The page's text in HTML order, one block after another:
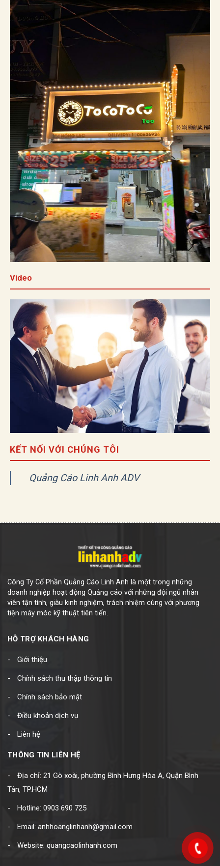
Video
KẾT NỐI VỚI CHÚNG TÔI
Quảng Cáo Linh Anh ADV
Công Ty Cổ Phần Quảng Cáo Linh Anh là một trong những
doanh nghiệp hoạt động Quảng cáo với những đội ngũ nhân
viên tận tình, giàu kinh nghiệm, trách nhiệm cùng với phương
tiện máy móc kỹ thuật tiên tiến.
HỖ TRỢ KHÁCH HÀNG
Giới thiệu
Chính sách thu thập thông tin
Chính sách bảo mật
Điều khoản dịch vụ
Liên hệ
THÔNG TIN LIÊN HỆ
Địa chỉ: 21 Gò xoài, phường Bình Hưng Hòa A, Quận Bình
Tân, TP.HCM
Hotline: 0903 690 725
Email: anhhoanglinhanh@gmail.com
Website: quangcaolinhanh.com